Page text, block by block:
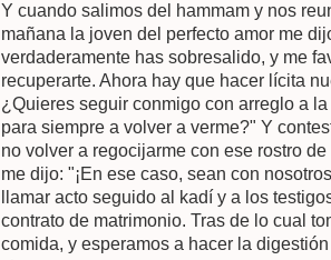
Y cuando salimos del hammam y nos
mañana la joven del perfecto amor me
verdaderamente has sobresalido, y me
recuperarte. Ahora hay que hacer lícita
¿Quieres seguir conmigo con arreglo a
para siempre a volver a verme?" Y
no volver a regocijarme con ese rostro
me dijo: "¡En ese caso, sean con
llamar acto seguido al kadí y a los
contrato de matrimonio. Tras de lo cual
comida, y esperamos a hacer la